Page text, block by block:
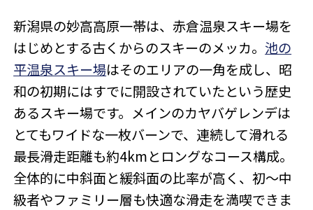
新潟県の妙高高原一帯は、赤倉温泉スキー場を
はじめとする古くからのスキーのメッカ。 池の
平温泉スキー場はそのエリアの一角を成し、昭
和の初期にはすでに開設されていたという歴史
あるスキー場です。メインのカヤバゲレンデは
とてもワイドな一枚バーンで、連続して滑れる
最長滑走距離も約4kmとロングなコース構成。
全体的に中斜面と緩斜面の比率が高く、初～中
級者やファミリー層も快適な滑走を満喫できま